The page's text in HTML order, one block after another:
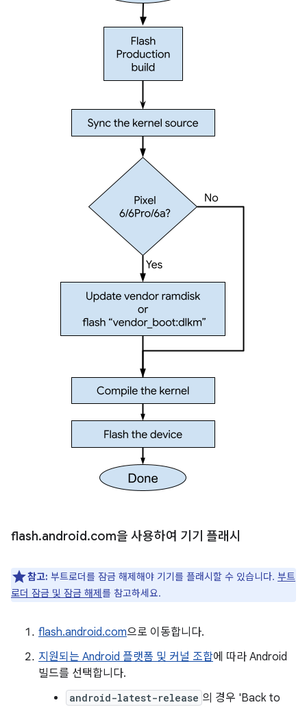
flash.android.com을 사용하여 기기 플래시
참고: 부트로더를 잠금 해제해야 기기를 플래시할 수 있습니다. 부트
로더 잠금 및 잠금 해제를 참고하세요.
flash.android.com으로 이동합니다.
지원되는 Android 플랫폼 및 커널 조합에 따라 Android
빌드를 선택합니다.
android-latest-release 의 경우 'Back to